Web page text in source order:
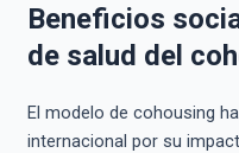
Beneficios
de salud del
El modelo de cohousing
internacional por su